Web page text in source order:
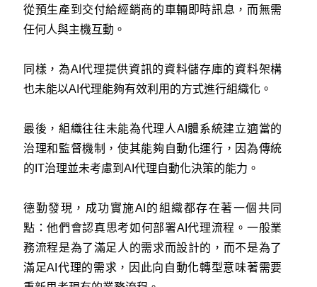
從預生產到交付給經銷商的車輛即時訊息，而無需
任何人與主機互動。
同樣，為AI代理提供資訊的資料儲存庫的資料架構
也未能以AI代理能夠有效利用的方式進行組織化。
最後，組織往往未能為代理人AI體系統建立適當的
治理和監督機制，使其能夠自動化運行，因為傳統
的IT治理並未考慮到AI代理自動化決策的能力。
德勤發現，成功實施AI的組織都存在著一個共同
點：他們會認真思考如何部署AI代理流程。一般業
務流程是為了滿足人的需求而設計的，而不是為了
滿足AI代理的需求，因此向自動化轉型意味著需要